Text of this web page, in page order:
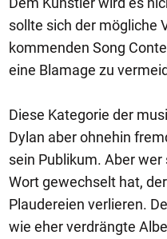
sollte sich der mögliche
kommenden Song
eine Blamage zu
Diese Kategorie der
Dylan aber ohnehin
sein Publikum. Aber
Wort gewechselt hat,
Plaudereien verlieren.
wie eher verdrängte